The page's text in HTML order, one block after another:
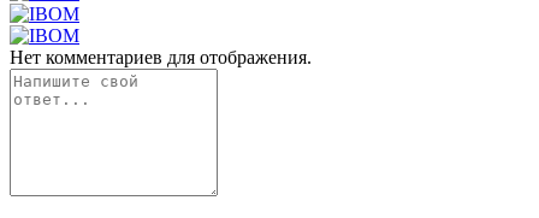
Нет комментариев для отображения.